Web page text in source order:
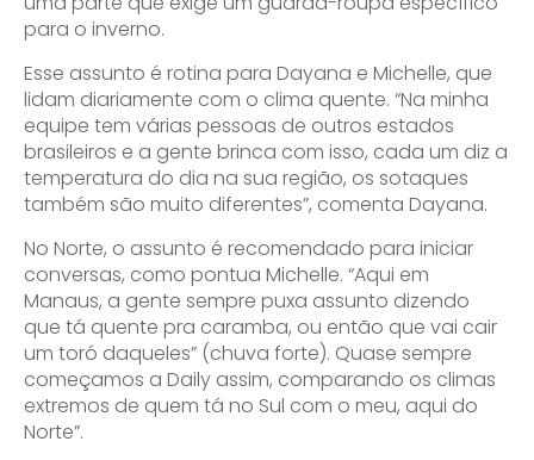
para o inverno.
Esse assunto é rotina para Dayana e Michelle, que
lidam diariamente com o clima quente. “Na minha
equipe tem várias pessoas de outros estados
brasileiros e a gente brinca com isso, cada um diz a
temperatura do dia na sua região, os sotaques
também são muito diferentes”, comenta Dayana.
No Norte, o assunto é recomendado para iniciar
conversas, como pontua Michelle. “Aqui em
Manaus, a gente sempre puxa assunto dizendo
que tá quente pra caramba, ou então que vai cair
um toró daqueles” (chuva forte). Quase sempre
começamos a Daily assim, comparando os climas
extremos de quem tá no Sul com o meu, aqui do
Norte”.